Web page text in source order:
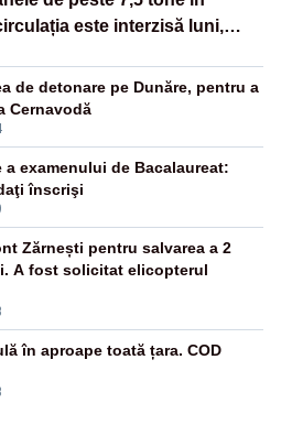
este interzisă luni,
de detonare pe Dunăre, pentru a
Cernavodă
examenului de Bacalaureat:
înscrişi
Zărnești pentru salvarea a 2
A fost solicitat elicopterul
în aproape toată țara. COD